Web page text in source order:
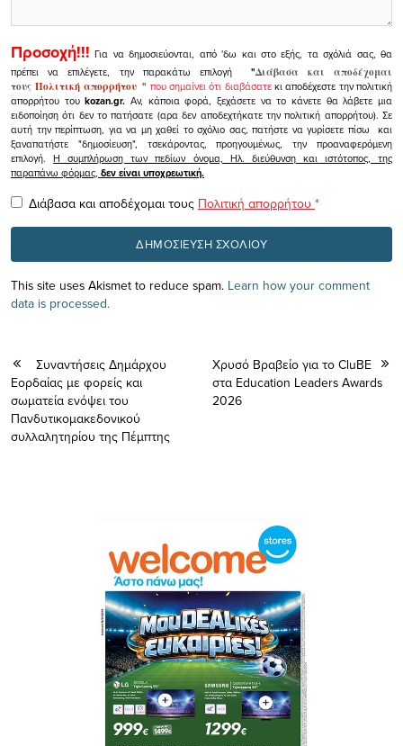
Προσοχή!!! Για να δημοσιεύονται, από 'δω και στο εξής, τα σχόλιά σας, θα
πρέπει να επιλέγετε, την παρακάτω επιλογή
"Διάβασα και αποδέχομαι
τουςΠολιτική απορρήτου" που σημαίνει ότι διαβάσατεκι αποδέχεστε την πολιτική
απορρήτου τουkozan.gr. Αν, κάποια φορά, ξεχάσετε να το κάνετε θα λάβετε μια
ειδοποίηση ότι δεν το πατήσατε (αρα δεν αποδεχτήκατε την πολιτική απορρήτου). Σε
αυτή την περίπτωση, για να μη χαθεί το σχόλιο σας, πατήστε να γυρίσετε πίσω και
ξαναπατήστε "δημοσίευση", τσεκάροντας, προηγουμένως, την προαναφερόμενη
επιλογή.Η συμπλήρωση των πεδίων όνομα, Ηλ. διεύθυνση και ιστότοπος, της
παραπάνω φόρμας, δεν είναι υποχρεωτική.
Διάβασα και αποδέχομαι τους Πολιτική απορρήτου *
This site uses Akismet to reduce spam. Learn how your comment
data is processed.
Συναντήσεις Δημάρχου
Εορδαίας με φορείς και
σωματεία ενόψει του
Πανδυτικομακεδονικού
συλλαλητηρίου της Πέμπτης
Χρυσό Βραβείο για το CluBE
στα Education Leaders Awards
2026